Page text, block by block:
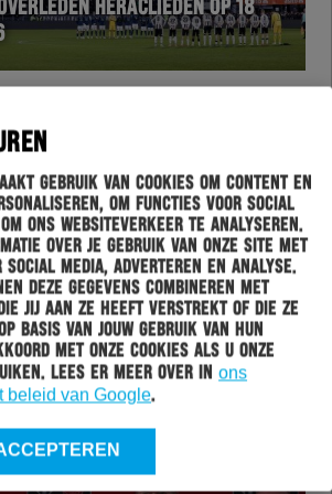
gebruik van cookies om content en
om functies voor social
om ons websiteverkeer te analyseren.
over je gebruik van onze site met
media, adverteren en analyse.
deze gegevens combineren met
jij aan ze heeft verstrekt of die ze
basis van jouw gebruik van hun
met onze cookies als u onze
Lees er meer over in ons
beleid van Google.
HERACLIEDEN OP 18
2025
“DIT IS EEN CULTCLUB MET EEN